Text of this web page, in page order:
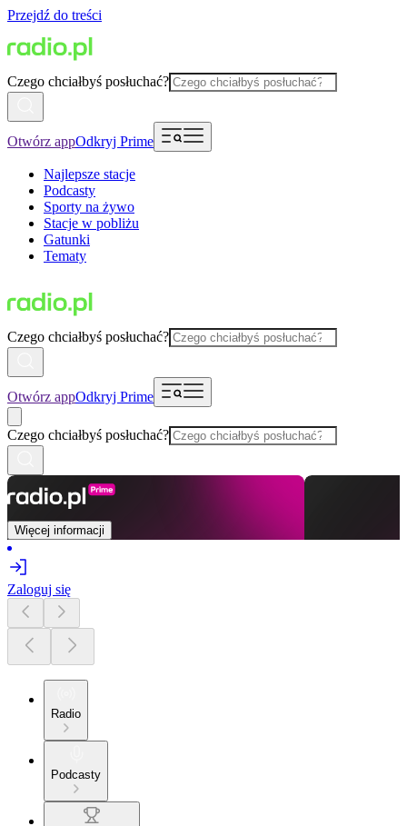
Przejdź do treści
Czego chciałbyś posłuchać?
Otwórz appOdkryj Prime
Najlepsze stacje
Podcasty
Sporty na żywo
Stacje w pobliżu
Gatunki
Tematy
Czego chciałbyś posłuchać?
Otwórz appOdkryj Prime
Czego chciałbyś posłuchać?
Więcej informacji
Zaloguj się
Radio
Podcasty